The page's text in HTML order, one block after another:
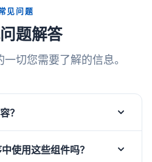
见问题
题解答
切您需要了解的信息。
？
结束后，您可以以折扣价续订
使用这些组件吗？